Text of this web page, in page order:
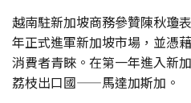
越南駐新加坡商務參贊陳秋瓊
年正式進軍新加坡市場，並憑
消費者青睞。在第一年進入新
荔枝出口國——馬達加斯加。